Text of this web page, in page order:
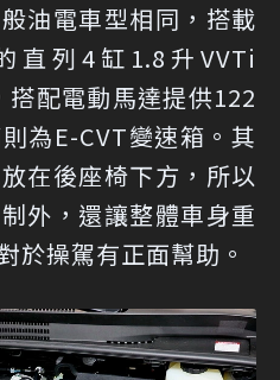
油電車型相同，搭載
直列4缸1.8升VVTi
配電動馬達提供122
為E-CVT變速箱。其
在後座椅下方，所以
外，還讓整體車身重
於操駕有正面幫助。